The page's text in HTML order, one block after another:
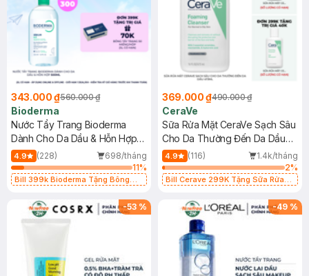
343.000 ₫560.000 ₫
Bioderma
Nước Tẩy Trang Bioderma
Dành Cho Da Dầu & Hỗn Hợp
500ml
4.9 (228)
698/tháng
11%
Bill 399k Bioderma Tặng Bông
369.000 ₫490.000 ₫
CeraVe
Sữa Rửa Mặt CeraVe Sạch Sâu
Cho Da Thường Đến Da Dầu
473ml
4.9 (116)
1.4k/tháng
2%
Bill Cerave 299K Tặng Sữa Rửa
-53 % -49 %